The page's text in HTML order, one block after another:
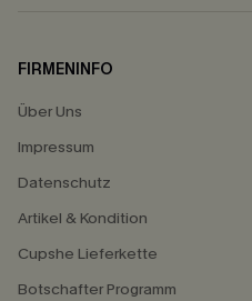
FIRMENINFO
Über Uns
Impressum
Datenschutz
Artikel & Kondition
Cupshe Lieferkette
Botschafter Programm